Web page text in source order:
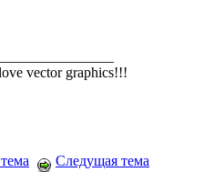
vector graphics!!!
Следущая тема